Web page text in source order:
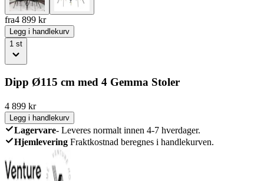
fra4 899 kr
Legg i handlekurv
1 st
Dipp Ø115 cm med 4 Gemma Stoler
4 899 kr
Legg i handlekurv
Lagervare- Leveres normalt innen 4-7 hverdager.
Hjemlevering Fraktkostnad beregnes i handlekurven.